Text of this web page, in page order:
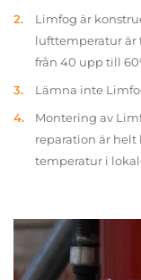
Limfog är
lufttemperatur är
från 40 upp till
Lämna inte
Montering av
reparation är
temperatur i